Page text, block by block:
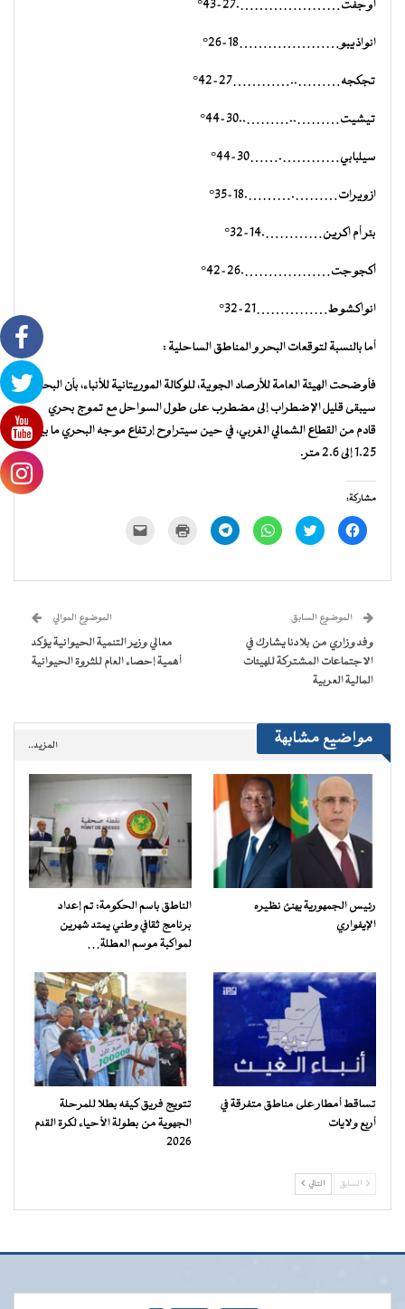
أوجفت………………….27-43°
انواذيبو…………………18-26°
تجكجه………..…………27-42°
تيشيت………..………..30-44°
سيلبابي………….……30-44°
ازويرات……….……….18-35°
بئر أم اكرين………….14-32°
أكجوجت……………….26-42°
انواكشوط……………21-32°
أما بالنسبة لتوقعات البحر و المناطق الساحلية :
فأوضحت الهيئة العامة للأرصاد الجوية، للوكالة الموريتانية للأنباء، بأن البحر
سيبقى قليل الإضطراب إلى مضطرب على طول السواحل مع تموج بحري
قادم من القطاع الشمالي الغربي، في حين سيتراوح إرتفاع موجه البحري ما بين
1.25 إلى 2.6 متر.
مشاركة:
انقر
للمشاركة
في
اضغط
للمشاركة
في
انقر
للمشاركة
في
انقر
للمشاركة
في
للطباعة
جديدة) الإلكتروني
نافذة
جديدة)
الموضوع السابق
وفد وزاري من بلادنا يشارك في
الاجتماعات المشتركة للهيئات
المالية العربية
الموضوع الموالي
معالي وزير التنمية الحيوانية يؤكد
أهمية إحصاء العام للثروة الحيوانية
مواضيع مشابهة المزيد..
رئيس الجمهورية يهنئ نظيره
الإيفواري
الناطق باسم الحكومة: تم إعداد
برنامج ثقافي وطني يمتد شهرين
لمواكبة موسم العطلة…
تساقط أمطار على مناطق متفرقة في
أربع ولايات
تتويج فريق كيفه بطلا للمرحلة
الجهوية من بطولة الأحياء لكرة القدم
2026
السابق التالي